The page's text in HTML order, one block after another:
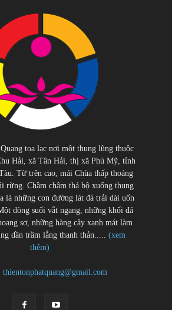
tọa lạc nơi một thung lũng thuộc
Hải, xã Tân Hải, thị xã Phú Mỹ, tỉnh
Từ trên cao, mái Chùa thấp thoáng
rừng. Chầm chậm thả bộ xuống thung
là những con đường lát đá trải dài uốn
dòng suối vắt ngang, những khối đá
sơ, những hàng cây xanh mát làm
dần trầm lắng thanh thản.....(xem
thêm)
thientonphatquang@gmail.com